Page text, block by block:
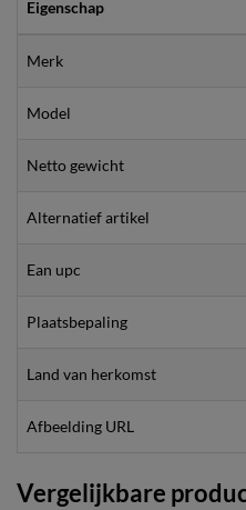
Eigenschap
Merk
Model
Netto gewicht
Alternatief artikel
Ean upc
Plaatsbepaling
Land van herkomst
Afbeelding URL
Vergelijkbare